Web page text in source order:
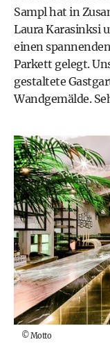
Sampl hat in
Laura Karasinksi
einen
Parkett gelegt.
gestaltete
Wandgemälde.
©Motto